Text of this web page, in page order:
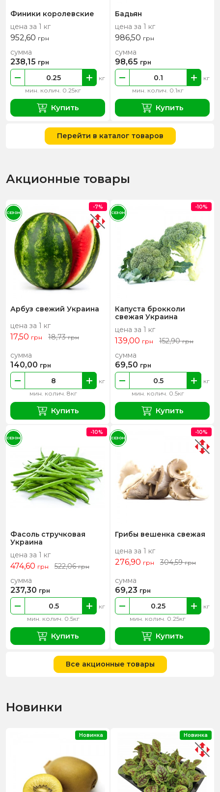
Финики королевские
цена за 1 кг
952,60 грн
мин. колич. 0.25кг
кг
сумма
238,15 грн
Купить
Бадьян
цена за 1 кг
986,50 грн
мин. колич. 0.1кг
кг
сумма
98,65 грн
Купить
Перейти в каталог товаров
Акционные товары
Арбуз свежий Украина
цена за 1 кг
17,50 грн 18,73грн
мин. колич. 8кг
кг
сумма
140,00 грн
Купить
-7%
СЕЗОН
Капуста брокколи
свежая Украина
цена за 1 кг
139,00 грн 152,90грн
мин. колич. 0.5кг
кг
сумма
69,50 грн
Купить
-10%
СЕЗОН
Фасоль стручковая
Украина
цена за 1 кг
474,60 грн 522,06грн
мин. колич. 0.5кг
кг
сумма
237,30 грн
Купить
-10%
СЕЗОН
Грибы вешенка свежая
цена за 1 кг
276,90 грн 304,59грн
мин. колич. 0.25кг
кг
сумма
69,23 грн
Купить
-10%
СЕЗОН
Все акционные товары
Новинки
Новинка Новинка